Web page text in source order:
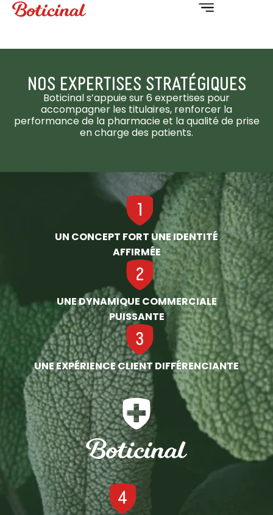
NOS EXPERTISES STRATÉGIQUES
Boticinal s’appuie sur 6 expertises pour
accompagner les titulaires, renforcer la
performance de la pharmacie et la qualité de prise
en charge des patients.
UN CONCEPT FORT UNE IDENTITÉ
AFFIRMÉE
UNE DYNAMIQUE COMMERCIALE
PUISSANTE
UNE EXPÉRIENCE CLIENT DIFFÉRENCIANTE